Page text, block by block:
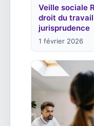
Veille sociale
droit du
jurisprudence
1 février 2026